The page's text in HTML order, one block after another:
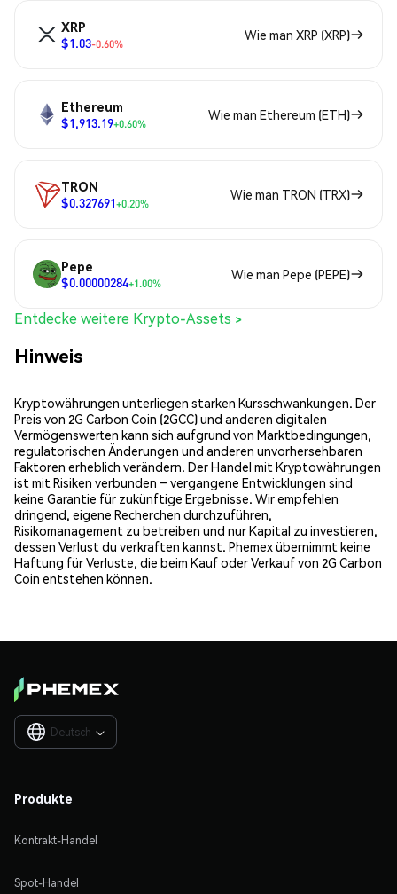
XRP
$1.03-0.60%
Wie man XRP (XRP)
Ethereum
$1,913.19+0.60%
Wie man Ethereum (ETH)
TRON
$0.327691+0.20%
Wie man TRON (TRX)
Pepe
$0.00000284+1.00%
Wie man Pepe (PEPE)
Entdecke weitere Krypto-Assets >
Hinweis
Kryptowährungen unterliegen starken Kursschwankungen. Der
Preis von 2G Carbon Coin (2GCC) und anderen digitalen
Vermögenswerten kann sich aufgrund von Marktbedingungen,
regulatorischen Änderungen und anderen unvorhersehbaren
Faktoren erheblich verändern. Der Handel mit Kryptowährungen
ist mit Risiken verbunden – vergangene Entwicklungen sind
keine Garantie für zukünftige Ergebnisse. Wir empfehlen
dringend, eigene Recherchen durchzuführen,
Risikomanagement zu betreiben und nur Kapital zu investieren,
dessen Verlust du verkraften kannst. Phemex übernimmt keine
Haftung für Verluste, die beim Kauf oder Verkauf von 2G Carbon
Coin entstehen können.
Deutsch 
Produkte
Kontrakt-Handel
Spot-Handel